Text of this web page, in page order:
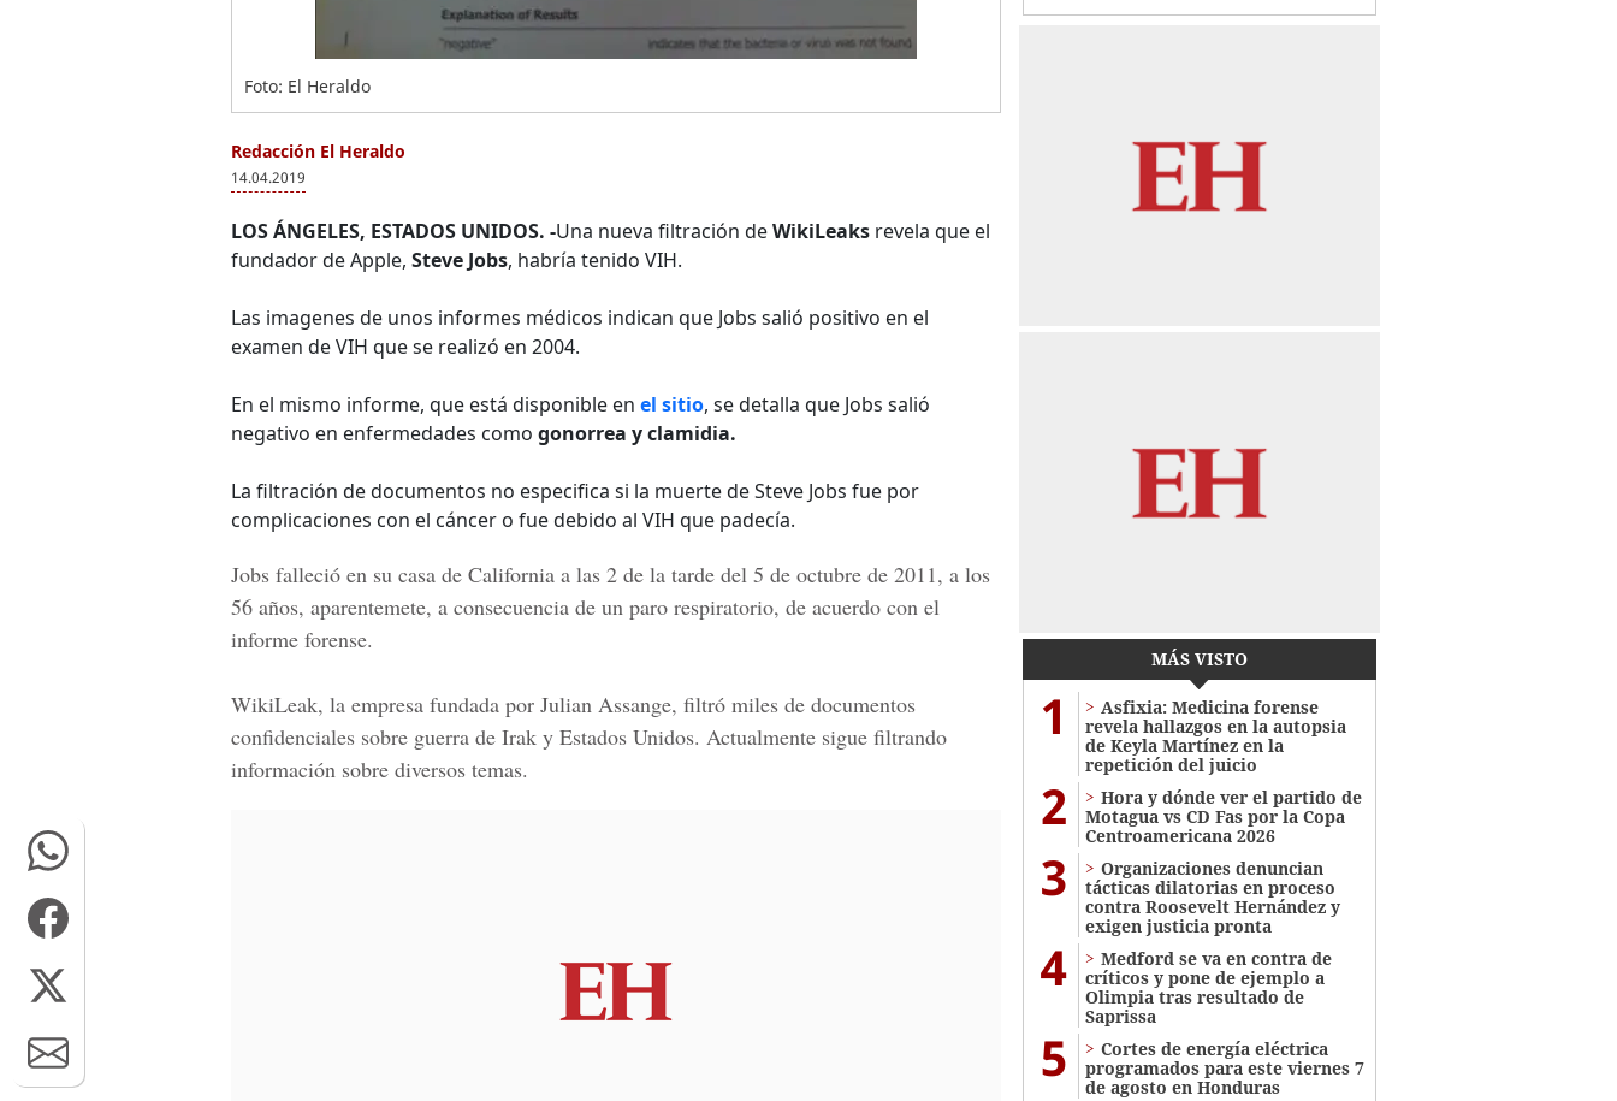
Foto: El Heraldo
Redacción El Heraldo
14.04.2019
LOS ÁNGELES, ESTADOS UNIDOS. -Una nueva filtración deWikiLeaks revela que el
fundador de Apple, Steve Jobs, habría tenido VIH.
Las imagenes de unos informes médicos indican que Jobs salió positivo en el
examen de VIH que se realizó en 2004.
En el mismo informe, que está disponible en el sitio, se detalla que Jobs salió
negativo en enfermedades como gonorrea y clamidia.
La filtración de documentos no especifica si la muerte de Steve Jobs fue por
complicaciones con el cáncer o fue debido al VIH que padecía.
Jobs falleció en su casa de California a las 2 de la tarde del 5 de octubre de 2011, a los
56 años, aparentemete, a consecuencia de un paro respiratorio, de acuerdo con el
informe forense.
WikiLeak, la empresa fundada por Julian Assange, filtró miles de documentos
confidenciales sobre guerra de Irak y Estados Unidos. Actualmente sigue filtrando
información sobre diversos temas.
MÁS VISTO
1
Asfixia: Medicina forense
revela hallazgos en la autopsia
de Keyla Martínez en la
repetición del juicio
2
Hora y dónde ver el partido de
Motagua vs CD Fas por la Copa
Centroamericana 2026
3
Organizaciones denuncian
tácticas dilatorias en proceso
contra Roosevelt Hernández y
exigen justicia pronta
4
Medford se va en contra de
críticos y pone de ejemplo a
Olimpia tras resultado de
Saprissa
5
Cortes de energía eléctrica
programados para este viernes 7
de agosto en Honduras